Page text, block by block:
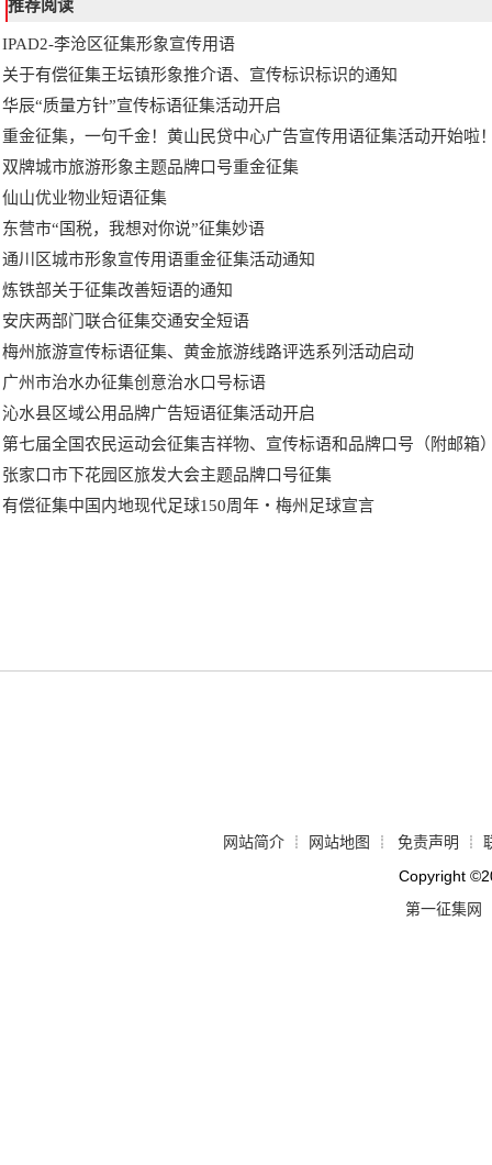
推荐阅读
IPAD2-李沧区征集形象宣传用语
关于有偿征集王坛镇形象推介语、宣传标识标识的通知
华辰“质量方针”宣传标语征集活动开启
重金征集，一句千金！黄山民贷中心广告宣传用语征集活动开始啦
双牌城市旅游形象主题品牌口号重金征集
仙山优业物业短语征集
东营市“国税，我想对你说”征集妙语
通川区城市形象宣传用语重金征集活动通知
炼铁部关于征集改善短语的通知
安庆两部门联合征集交通安全短语
梅州旅游宣传标语征集、黄金旅游线路评选系列活动启动
广州市治水办征集创意治水口号标语
沁水县区域公用品牌广告短语征集活动开启
第七届全国农民运动会征集吉祥物、宣传标语和品牌口号（附邮箱
张家口市下花园区旅发大会主题品牌口号征集
有偿征集中国内地现代足球150周年・梅州足球宣言
网站简介 ┊ 网站地图 ┊ 免责声明 ┊
Copyright ©
第一征集网